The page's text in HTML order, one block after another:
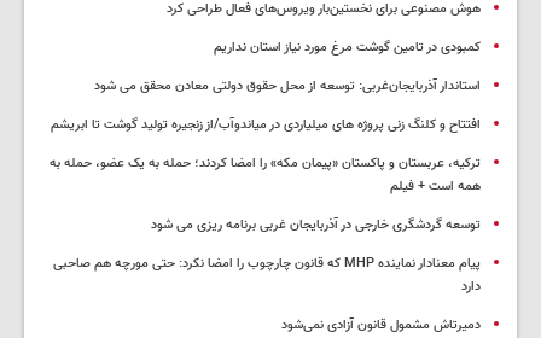
هوش مصنوعی برای نخستین‌بار ویروس‌های فعال طراحی کرد
کمبودی در تامین گوشت مرغ مورد نیاز استان نداریم
استاندار آذربایجان‌غربی: توسعه از محل حقوق دولتی معادن محقق می شود
افتتاح و کلنگ زنی پروژه های میلیاردی در میاندوآب/از زنجیره تولید گوشت تا ابریشم
ترکیه، عربستان و پاکستان «پیمان مکه» را امضا کردند؛ حمله به یک عضو، حمله به
همه است + فیلم
توسعه گردشگری خارجی در آذربایجان غربی برنامه ریزی می شود
پیام معنادار نماینده MHP که قانون چارچوب را امضا نکرد: حتی مورچه هم صاحبی
دارد
دمیرتاش مشمول قانون آزادی نمی‌شود